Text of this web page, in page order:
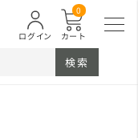
カート
0
ログイン
検索